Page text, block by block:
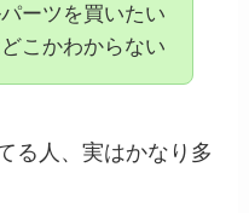
ーツを買いたい
こかわからない
る人、実はかなり多